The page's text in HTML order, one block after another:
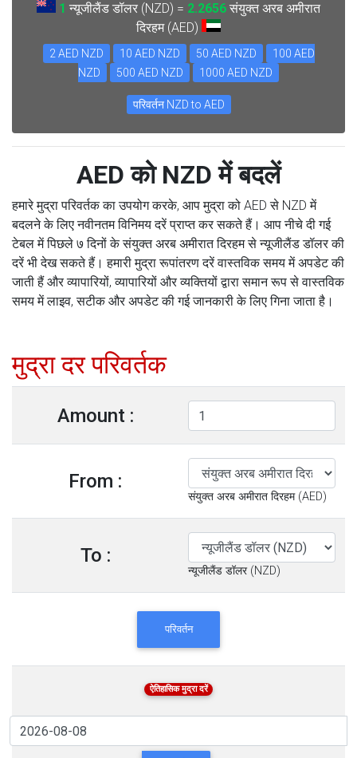
1 न्यूजीलैंड डॉलर (NZD) = 2.2656 संयुक्त अरब अमीरात
दिरहम (AED)
2 AED NZD 10 AED NZD 50 AED NZD
100 AED
NZD
500 AED NZD 1000 AED NZD
परिवर्तन NZD to AED
AED को NZD में बदलें
हमारे मुद्रा परिवर्तक का उपयोग करके, आप मुद्रा को AED से NZD में
बदलने के लिए नवीनतम विनिमय दरें प्राप्त कर सकते हैं। आप नीचे दी गई
टेबल में पिछले ७ दिनों के संयुक्त अरब अमीरात दिरहम से न्यूजीलैंड डॉलर की
दरें भी देख सकते हैं। हमारी मुद्रा रूपांतरण दरें वास्तविक समय में अपडेट की
जाती हैं और व्यापारियों, व्यापारियों और व्यक्तियों द्वारा समान रूप से वास्तविक
समय में लाइव, सटीक और अपडेट की गई जानकारी के लिए गिना जाता है।
मुद्रा दर परिवर्तक
Amount :
From :
संयुक्त अरब अमीरात दिरहम (AED)
To :
न्यूजीलैंड डॉलर (NZD)
परिवर्तन
ऐतिहासिक मुद्रा दरें